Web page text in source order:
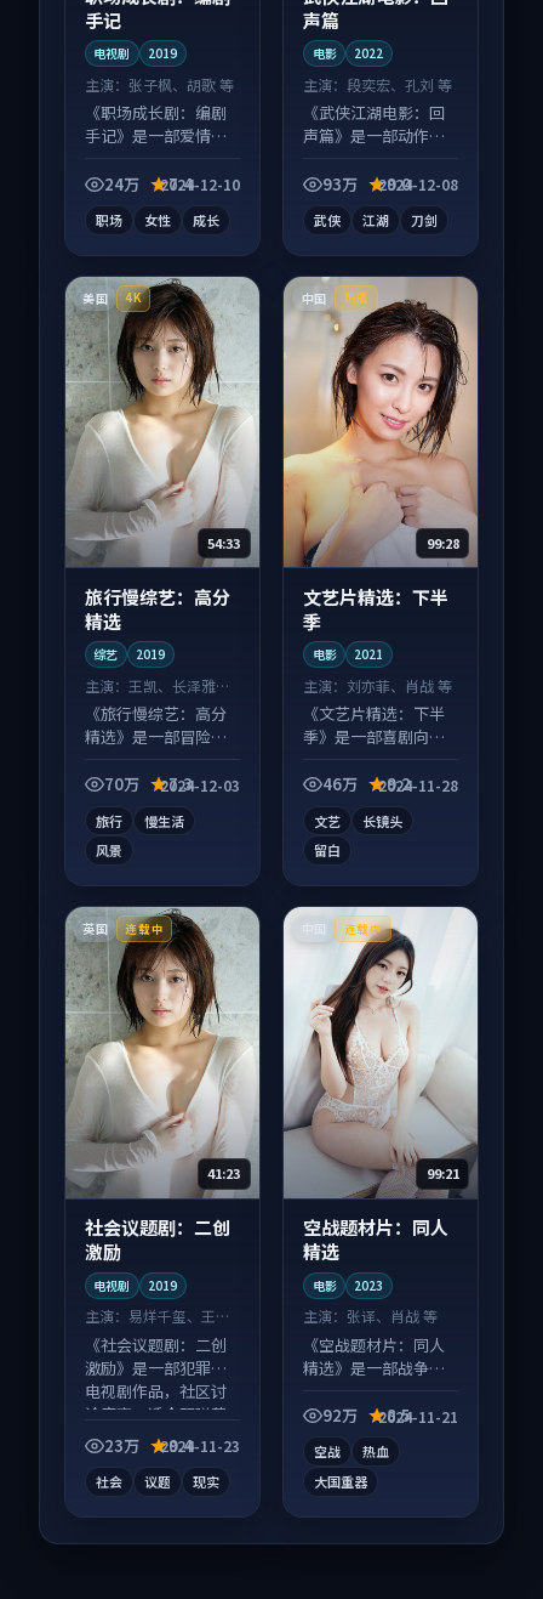
手记
电视剧 2019
主演： 张子枫、胡歌 等
《职场成长剧：编剧
手记》是一部爱情向
感在线，配乐与镜头
24万 7.4
2024-12-10
职场 女性 成长
声篇
电影 2022
主演：段奕宏、孔刘 等
《武侠江湖电影：回
声篇》是一部动作向
别错过，字幕区常有
93万 9.0
2024-12-08
武侠 江湖 刀剑
美国 4K
54:33
旅行慢综艺：高分
精选
综艺 2019
主演： 王凯、长泽雅美
等
《旅行慢综艺：高分
精选》是一部冒险向
并行，细节值得二刷
70万 7.3
2024-12-03
旅行
慢生活
风景
中国 热播
99:28
文艺片精选：下半
季
电影 2021
主演： 刘亦菲、肖战 等
《文艺片精选：下半
季》是一部喜剧向电
全，观感爽快不拖
46万 9.2
2024-11-28
文艺
长镜头
留白
英国 连载中
41:23
社会议题剧：二创
激励
电视剧 2019
主演： 易烊千玺、王凯
等
《社会议题剧：二创
激励》是一部犯罪向
电视剧作品，社区讨
论度高，适合配弹幕
观看。
23万 9.4
2024-11-23
社会 议题 现实
连载中
99:21
空战题材片：同人
精选
电影 2023
主演： 张译、肖战 等
《空战题材片：同人
精选》是一部战争向
信息量大，适合沉浸
92万 8.5
2024-11-21
空战
热血
大国重器